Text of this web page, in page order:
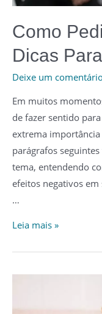
Como
Dicas
Deixe um
Em muitos
de fazer sentido
extrema
parágrafos
tema, entendendo
efeitos negativos
…
Como
10
Para
Leia mais »